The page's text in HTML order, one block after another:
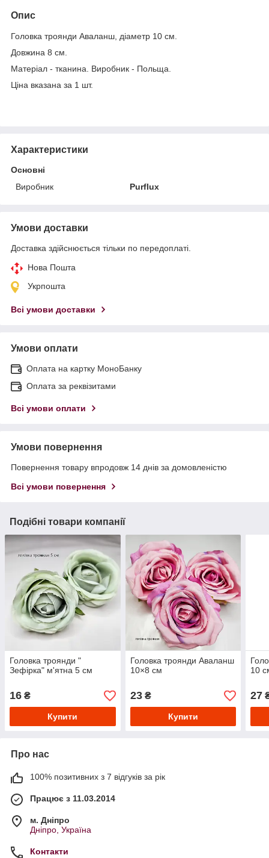
Опис
Головка троянди Аваланш, діаметр 10 см.
Довжина 8 см.
Матеріал - тканина. Виробник - Польща.
Ціна вказана за 1 шт.
Характеристики
Основні
Виробник
Purflux
Умови доставки
Доставка здійснюється тільки по передоплаті.
Нова Пошта
Укрпошта
Всі умови доставки
Умови оплати
Оплата на картку МоноБанку
Оплата за реквізитами
Всі умови оплати
Умови повернення
Повернення товару впродовж 14 днів за домовленістю
Всі умови повернення
Подібні товари компанії
Головка троянди "
Зефірка" м'ятна 5 см
16 ₴
Купити
Головка троянди Аваланш
10×8 см
23₴
Купити
10
27
Про нас
100% позитивних з 7 відгуків за рік
Працює з 11.03.2014
м. Дніпро
Дніпро, Україна
Контакти